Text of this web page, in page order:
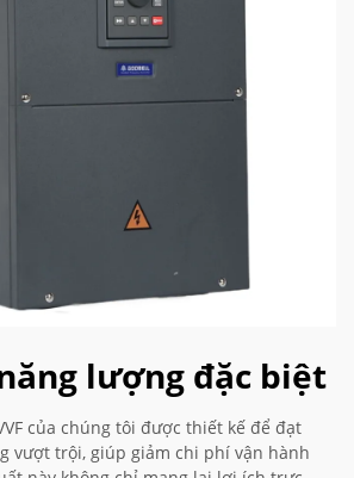
lượng đặc biệt
của chúng tôi được thiết kế để đạt
vượt trội, giúp giảm chi phí vận hành